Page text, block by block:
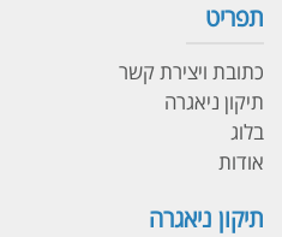
תפריט
כתובת ויצירת קשר
תיקון ניאגרה
בלוג
אודות
תיקון ניאגרה